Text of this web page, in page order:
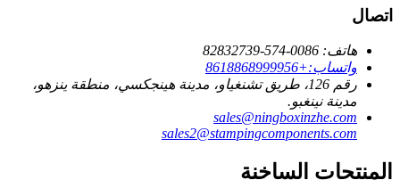
اتصال
هاتف: 0086-574-82832739
واتساب:+8618868999956
رقم 126، طريق تشنغياو، مدينة هينجكسي، منطقة ينزهو،
مدينة نينغبو.
sales@ningboxinzhe.com
sales2@stampingcomponents.com
المنتجات الساخنة